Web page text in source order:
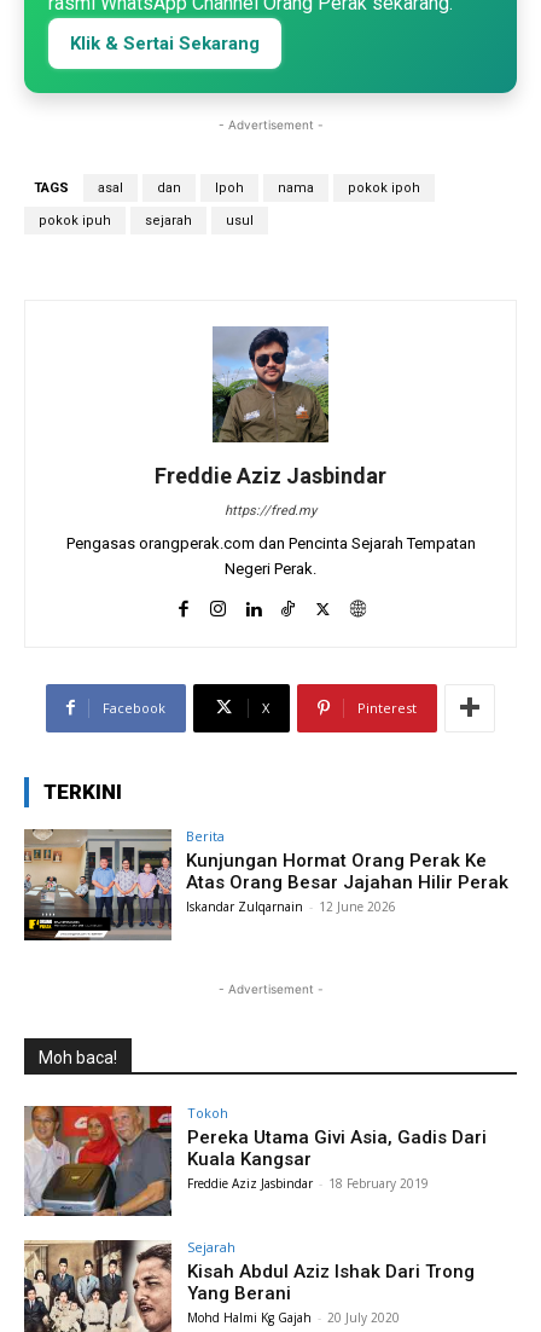
Klik & Sertai Sekarang
- Advertisement -
TAGS asal dan Ipoh nama pokok ipoh
pokok ipuh sejarah usul
Freddie Aziz Jasbindar
https://fred.my
Pengasas orangperak.com dan Pencinta Sejarah Tempatan
Negeri Perak.
Facebook X Pinterest
TERKINI
Berita
Kunjungan Hormat Orang Perak Ke
Atas Orang Besar Jajahan Hilir Perak
Iskandar Zulqarnain - 12 June 2026
- Advertisement -
Moh baca!
Tokoh
Pereka Utama Givi Asia, Gadis Dari
Kuala Kangsar
Freddie Aziz Jasbindar - 18 February 2019
Sejarah
Kisah Abdul Aziz Ishak Dari Trong
Yang Berani
Mohd Halmi Kg Gajah - 20 July 2020